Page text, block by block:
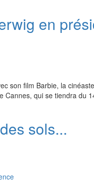
en
son film Barbie, la
Cannes, qui se tiendra du
sols...